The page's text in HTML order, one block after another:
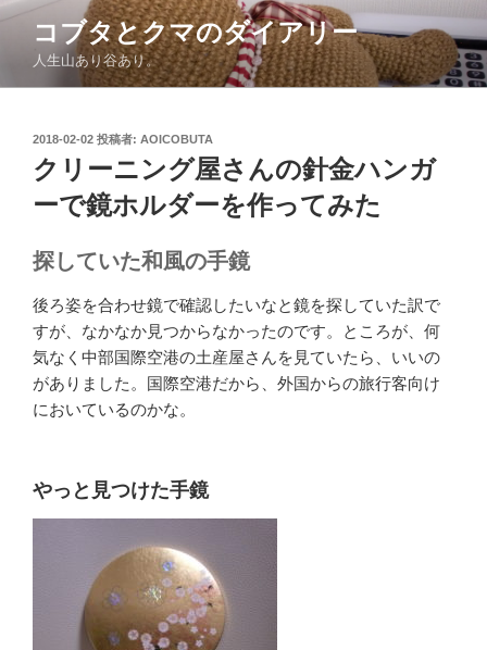
コ
ン
コブタとクマのダイアリー
人生山あり谷あり。
投
日:
2018-02-02 投稿者: AOICOBUTA
クリーニング屋さんの針金ハンガ
ーで鏡ホルダーを作ってみた
探していた和風の手鏡
後ろ姿を合わせ鏡で確認したいなと鏡を探していた訳で
すが、なかなか見つからなかったのです。ところが、何
気なく中部国際空港の土産屋さんを見ていたら、いいの
がありました。国際空港だから、外国からの旅行客向け
においているのかな。
やっと見つけた手鏡